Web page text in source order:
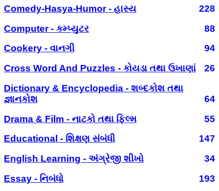
Comedy-Hasya-Humor - હાસ્ય
228
Computer - કમ્પ્યુટર
88
Cookery - વાનગી
94
Cross Word And Puzzles - કોયડા તથા ઉખાણાં
26
Dictionary & Encyclopedia - શબ્દકોશ તથા
જ્ઞાનકોશ
64
Drama & Film - નાટકો તથા ફિલ્મ
55
Educational - શિક્ષણ સંબંધી
147
English Learning - અંગ્રેજી શીખો
34
Essay - નિબંધો
193